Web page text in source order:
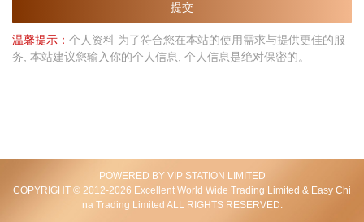
提交
温馨提示： 个人资料 为了符合您在本站的使用需求与提供更佳的服
务, 本站建议您输入你的个人信息, 个人信息是绝对保密的。
POWERED BY VIP STATION LIMITED
COPYRIGHT © 2012-2026 Excellent World Wide Trading Limited & Easy Chi
na Trading Limited ALL RIGHTS RESERVED.